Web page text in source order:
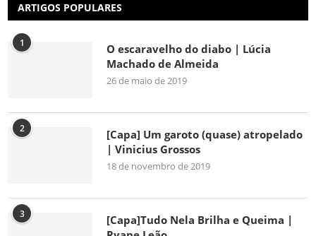
ARTIGOS POPULARES
1
O escaravelho do diabo | Lúcia
Machado de Almeida
26 de maio de 2019
2
[Capa] Um garoto (quase) atropelado
| Vinicius Grossos
18 de novembro de 2019
3
[Capa]Tudo Nela Brilha e Queima |